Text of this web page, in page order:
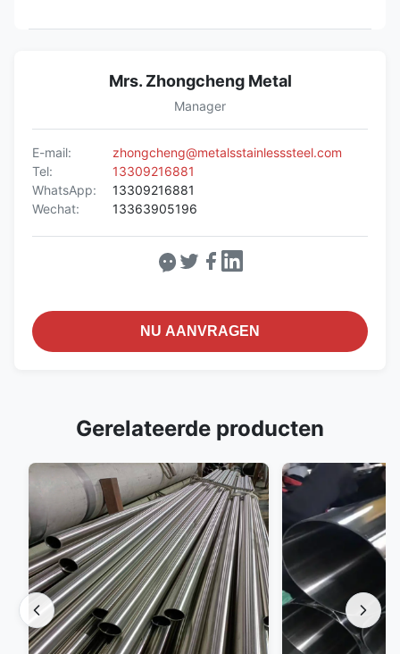
Mrs. Zhongcheng Metal
Manager
E-mail:
zhongcheng@metalsstainlesssteel.com
Tel:
13309216881
WhatsApp:
13309216881
Wechat:
13363905196
NU AANVRAGEN
Gerelateerde producten